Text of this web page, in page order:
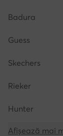
Badura
Guess
Skechers
Rieker
Hunter
Afișează mai